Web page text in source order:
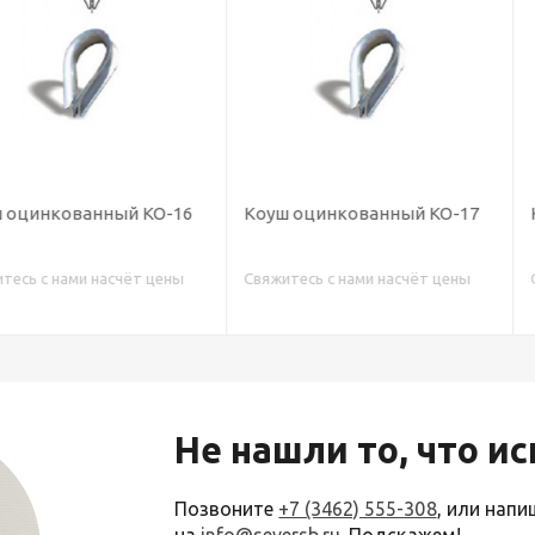
КО-16
цены
Коуш оцинкованный КО-17
Свяжитесь с нами насчёт цены
Коуш
Свяжитесь с
Не нашли то, что
Позвоните +7 (3462) 555-308, или